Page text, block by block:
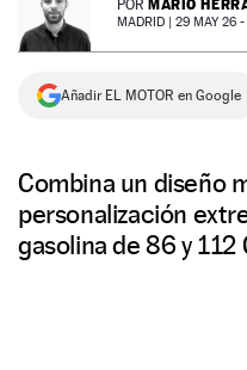
NEWSLETTER
SÍGUENOS
POR MARIO
MADRID | 29 MAY 26
Añadir EL MOTOR en Google
Combina un diseño
personalización
gasolina de 86 y 112